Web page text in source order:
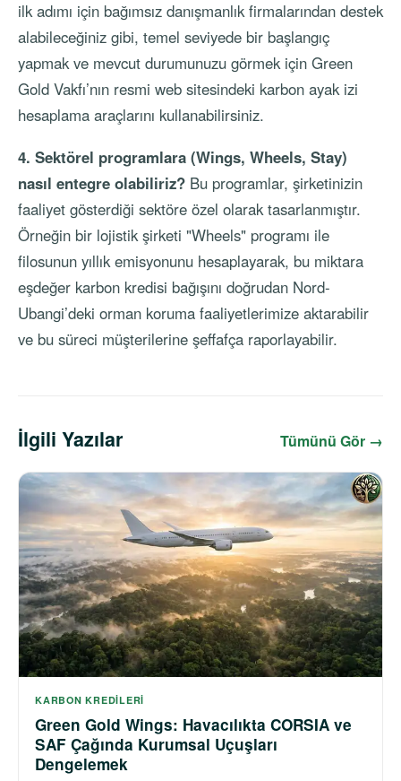
ilk adımı için bağımsız danışmanlık firmalarından destek
alabileceğiniz gibi, temel seviyede bir başlangıç
yapmak ve mevcut durumunuzu görmek için Green
Gold Vakfı’nın resmi web sitesindeki karbon ayak izi
hesaplama araçlarını kullanabilirsiniz.
4. Sektörel programlara (Wings, Wheels, Stay)
nasıl entegre olabiliriz? Bu programlar, şirketinizin
faaliyet gösterdiği sektöre özel olarak tasarlanmıştır.
Örneğin bir lojistik şirketi "Wheels" programı ile
filosunun yıllık emisyonunu hesaplayarak, bu miktara
eşdeğer karbon kredisi bağışını doğrudan Nord-
Ubangi’deki orman koruma faaliyetlerimize aktarabilir
ve bu süreci müşterilerine şeffafça raporlayabilir.
İlgili Yazılar Tümünü Gör →
KARBON KREDILERI
Green Gold Wings: Havacılıkta CORSIA ve
SAF Çağında Kurumsal Uçuşları
Dengelemek